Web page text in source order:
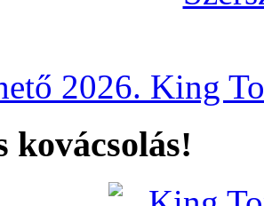
2026. King
kovácsolás!